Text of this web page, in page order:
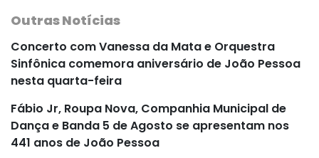
Outras Notícias
Concerto com Vanessa da Mata e Orquestra
Sinfônica comemora aniversário de João Pessoa
nesta quarta-feira
Fábio Jr, Roupa Nova, Companhia Municipal de
Dança e Banda 5 de Agosto se apresentam nos
441 anos de João Pessoa